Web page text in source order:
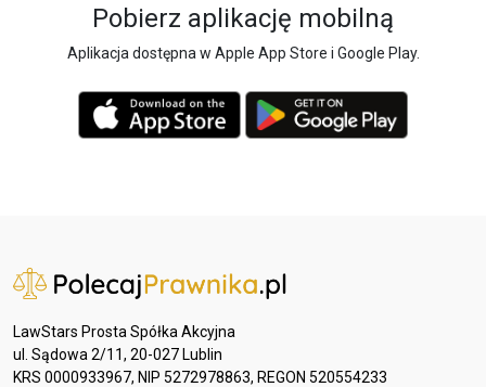
Pobierz aplikację mobilną
Aplikacja dostępna w Apple App Store i Google Play.
LawStars Prosta Spółka Akcyjna
ul. Sądowa 2/11, 20-027 Lublin
KRS 0000933967, NIP 5272978863, REGON 520554233